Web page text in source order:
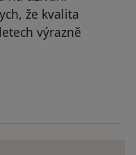
že kvalita
výrazně
Váš účet byl odstraněn